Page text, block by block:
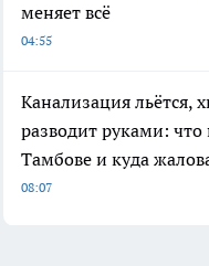
меняет всё
04:55
Канализация льётся,
разводит руками: что
Тамбове и куда
08:07